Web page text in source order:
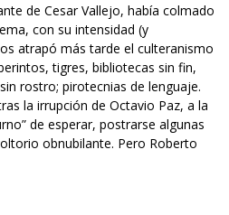
de Cesar Vallejo, había colmado
con su intensidad (y
atrapó más tarde el culteranismo
tigres, bibliotecas sin fin,
rostro; pirotecnias de lenguaje.
la irrupción de Octavio Paz, a la
de esperar, postrarse algunas
obnubilante. Pero Roberto